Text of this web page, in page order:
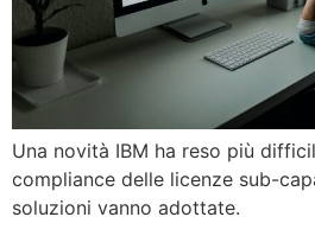
Una novità IBM ha reso più
compliance delle licenze sub-
soluzioni vanno adottate.